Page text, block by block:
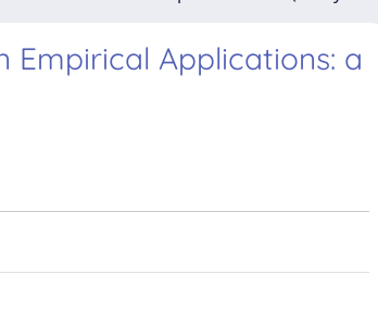
Applications: a